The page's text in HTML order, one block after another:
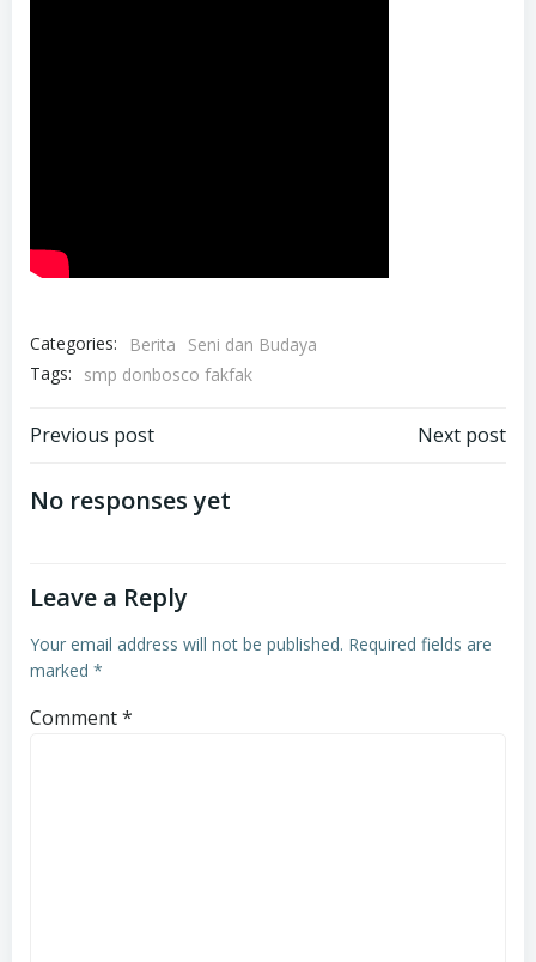
Categories: Berita
Seni dan Budaya
Tags:
smp donbosco fakfak
Post
navigation
Previous post Next post
No responses yet
Leave a Reply
Your email address will not be published. Required fields are
marked *
Comment*